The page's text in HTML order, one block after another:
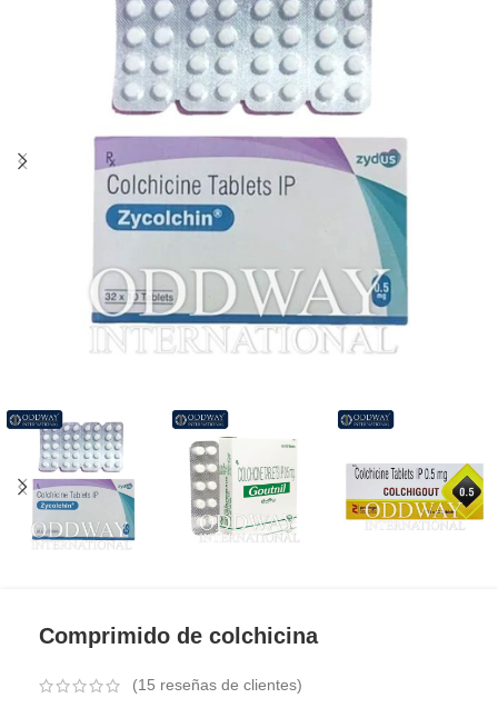
Comprimido de colchicina
(15 reseñas de clientes)